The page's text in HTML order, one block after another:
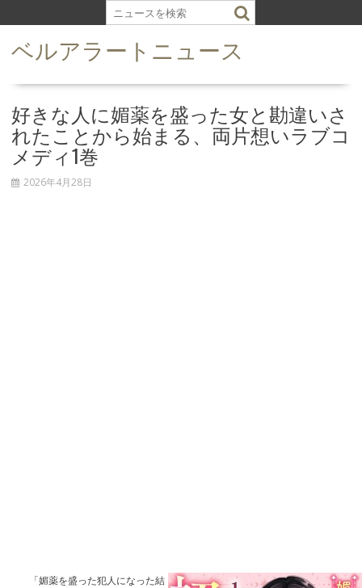
k
ベルアラートニュース
好きな人に媚薬を盛った女と勘違いさ
れたことから始まる、両片想いラブコ
メディ1巻
2026年4月28日
「媚薬を盛った犯人になった結